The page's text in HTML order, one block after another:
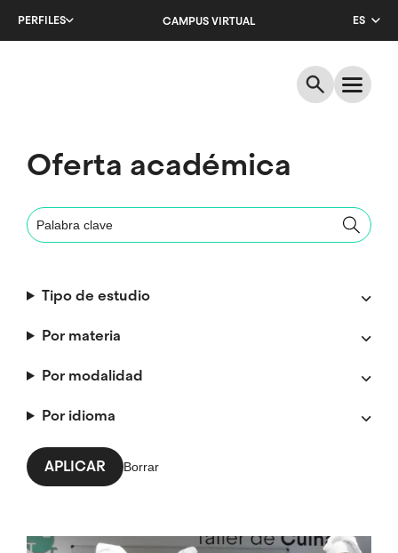
PERFILES CAMPUS VIRTUAL
ES
EN
Oferta académica
Tipo de estudio
Por materia
Por modalidad
Por idioma